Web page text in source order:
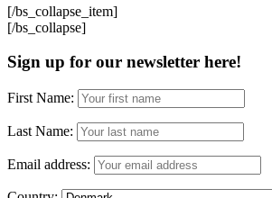
[/bs_collapse_item]
[/bs_collapse]
Sign up for our newsletter here!
First Name:
Last Name:
Email address: